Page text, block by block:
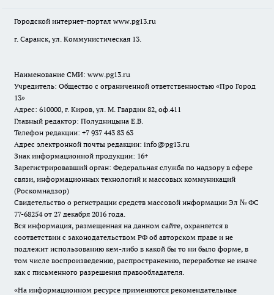
Городской интернет-портал www.pg13.ru
г. Саранск, ул. Коммунистическая 13.
Наименование СМИ: www.pg13.ru
Учредитель: Общество с ограниченной ответственностью «Про Город
13»
Адрес: 610000, г. Киров, ул. М. Гвардии 82, оф.411
Главный редактор: Полудницына Е.В.
Телефон редакции: +7 937 443 83 63
Адрес электронной почты редакции: info@pg13.ru
Знак информационной продукции: 16+
Зарегистрировавший орган: Федеральная служба по надзору в сфере
связи, информационных технологий и массовых коммуникаций
(Роскомнадзор)
Свидетельство о регистрации средств массовой информации Эл № ФС
77-68254 от 27 декабря 2016 года.
Вся информация, размещенная на данном сайте, охраняется в
соответствии с законодательством РФ об авторском праве и не
подлежит использованию кем-либо в какой бы то ни было форме, в
том числе воспроизведению, распространению, переработке не иначе
как с письменного разрешения правообладателя.
«На информационном ресурсе применяются рекомендательные